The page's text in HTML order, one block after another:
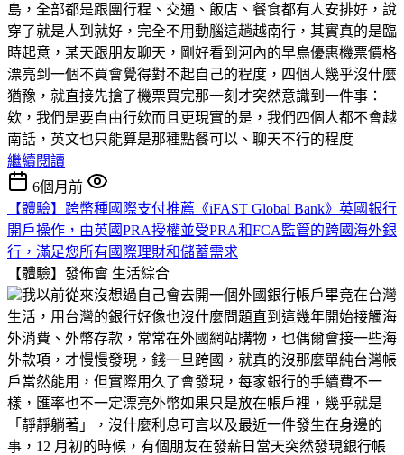
島，全部都是跟團行程、交通、飯店、餐食都有人安排好，說
穿了就是人到就好，完全不用動腦這趟越南行，其實真的是臨
時起意，某天跟朋友聊天，剛好看到河內的早鳥優惠機票價格
漂亮到一個不買會覺得對不起自己的程度，四個人幾乎沒什麼
猶豫，就直接先搶了機票買完那一刻才突然意識到一件事：
欸，我們是要自由行欸而且更現實的是，我們四個人都不會越
南話，英文也只能算是那種點餐可以、聊天不行的程度
繼續閱讀
6個月前
【體驗】跨幣種國際支付推薦《iFAST Global Bank》英國銀行
開戶操作，由英國PRA授權並受PRA和FCA監管的跨國海外銀
行，滿足您所有國際理財和儲蓄需求
【體驗】發佈會 生活綜合
我以前從來沒想過自己會去開一個外國銀行帳戶畢竟在台灣
生活，用台灣的銀行好像也沒什麼問題直到這幾年開始接觸海
外消費、外幣存款，常常在外國網站購物，也偶爾會接一些海
外款項，才慢慢發現，錢一旦跨國，就真的沒那麼單純台灣帳
戶當然能用，但實際用久了會發現，每家銀行的手續費不一
樣，匯率也不一定漂亮外幣如果只是放在帳戶裡，幾乎就是
「靜靜躺著」，沒什麼利息可言以及最近一件發生在身邊的
事，12 月初的時候，有個朋友在發薪日當天突然發現銀行帳